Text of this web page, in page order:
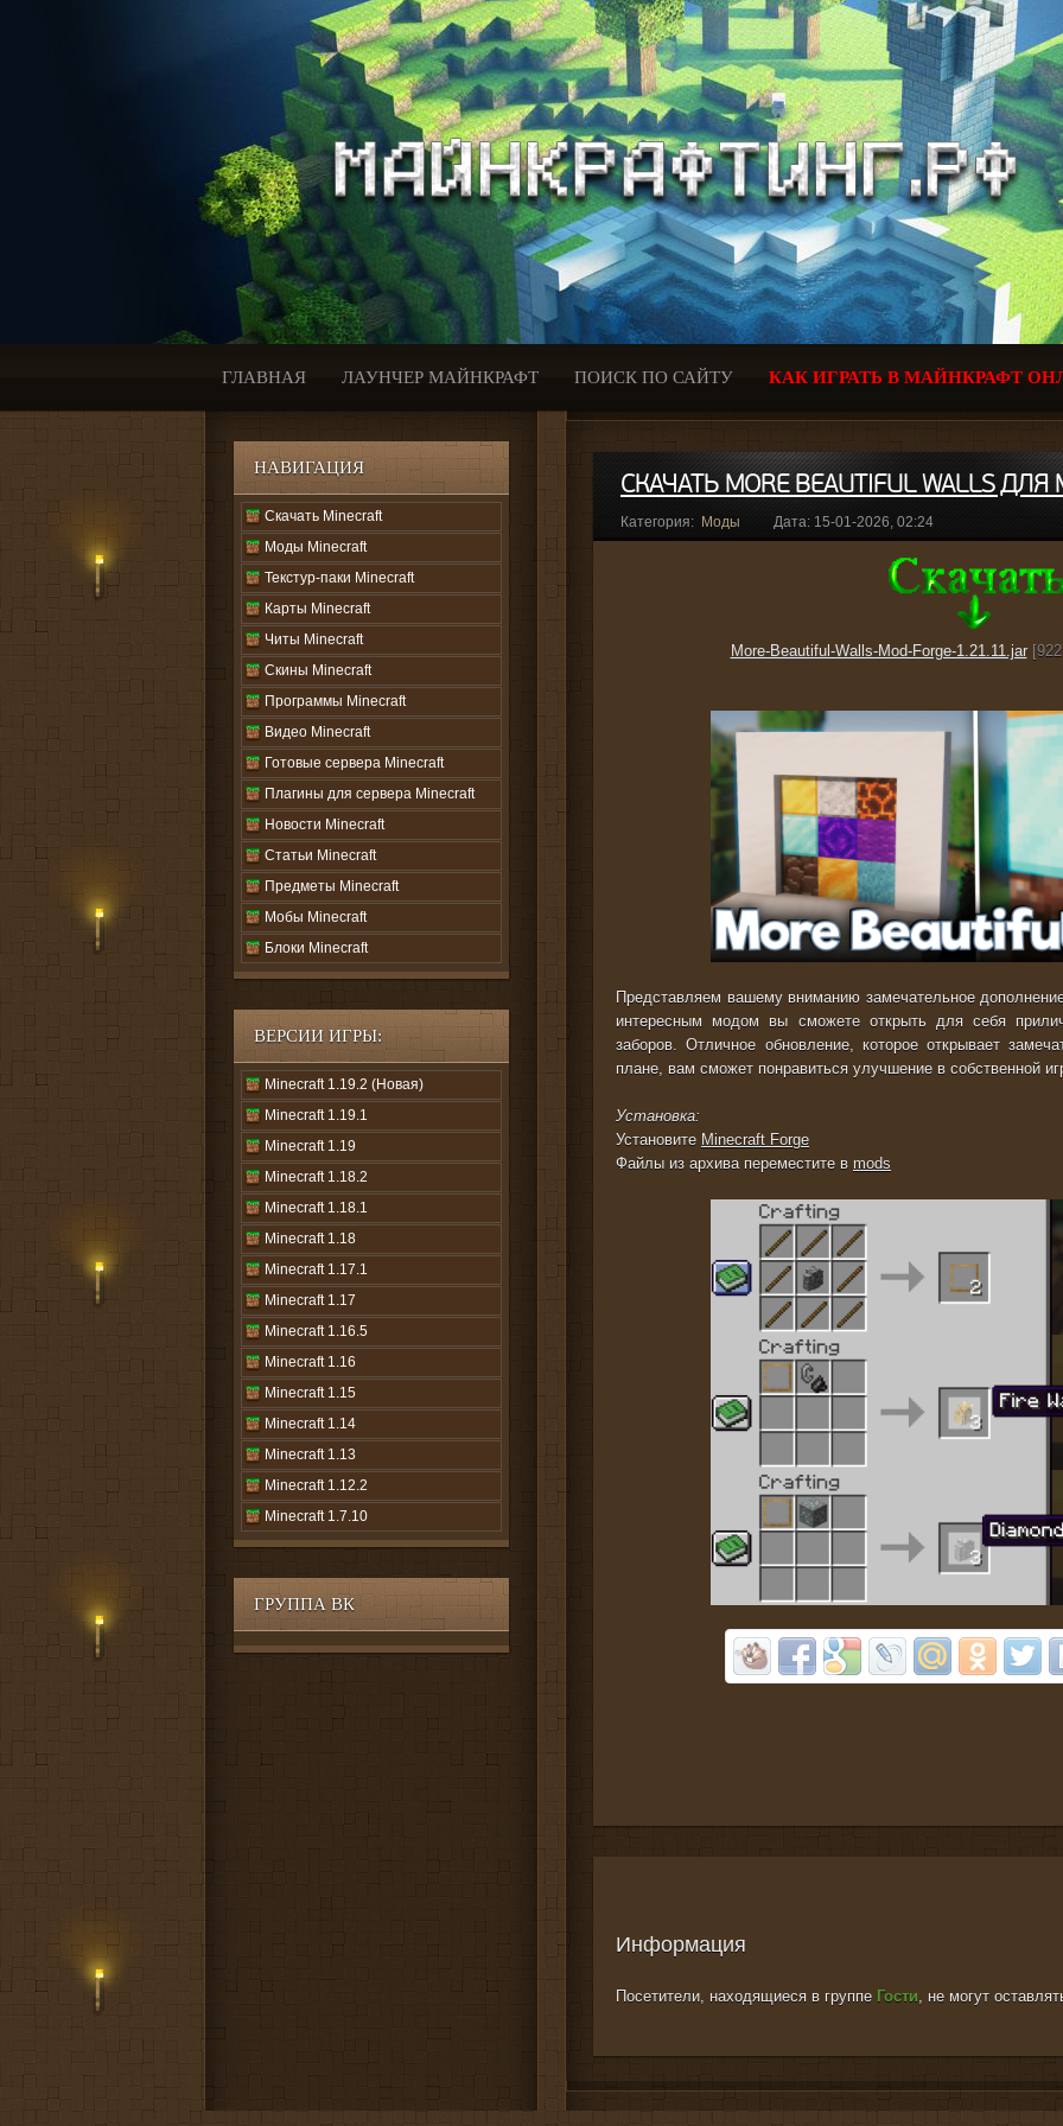
ГЛАВНАЯ ЛАУНЧЕР МАЙНКРАФТ ПОИСК ПО САЙТУ КАК ИГРАТЬ В МАЙНКРАФТ
НАВИГАЦИЯ
Скачать Minecraft
Моды Minecraft
Текстур-паки Minecraft
Карты Minecraft
Читы Minecraft
Скины Minecraft
Программы Minecraft
Видео Minecraft
Готовые сервера Minecraft
Плагины для сервера Minecraft
Новости Minecraft
Статьи Minecraft
Предметы Minecraft
Мобы Minecraft
Блоки Minecraft
ВЕРСИИ ИГРЫ:
Minecraft 1.19.2 (Новая)
Minecraft 1.19.1
Minecraft 1.19
Minecraft 1.18.2
Minecraft 1.18.1
Minecraft 1.18
Minecraft 1.17.1
Minecraft 1.17
Minecraft 1.16.5
Minecraft 1.16
Minecraft 1.15
Minecraft 1.14
Minecraft 1.13
Minecraft 1.12.2
Minecraft 1.7.10
ГРУППА ВК
СКАЧАТЬ MORE BEAUTIFUL WALLS ДЛЯ
Категория: Моды Дата: 15-01-2026, 02:24
More-Beautiful-Walls-Mod-Forge-1.21.11.jar
Представляем вашему вниманию замечательное
интересным модом вы сможете открыть для себя
заборов. Отличное обновление, которое открывает
плане, вам сможет понравиться улучшение в собственной
Установка:
Установите Minecraft Forge
Файлы из архива переместите в mods
Информация
Посетители, находящиеся в группе Гости, не могут